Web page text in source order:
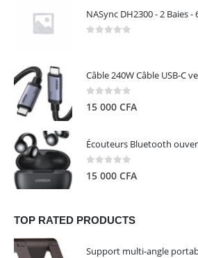
NASync DH2300 - 2 Baies -
0 out of 5
15 000 CFA
0 out of 5
15 000 CFA
TOP RATED PRODUCTS